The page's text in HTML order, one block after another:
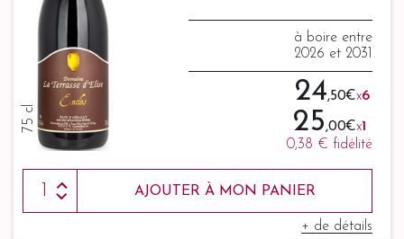
75 cl
à boire entre
2026 et 2031
24,50 €x6
25,00 €x1
0,38 € fidélité
AJOUTER À MON PANIER
+ de détails